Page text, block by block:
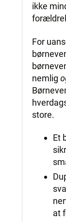
ikke
For
nemlig
store.
Et
at